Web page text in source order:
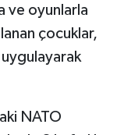
ve oyunlarla
çocuklar,
NATO